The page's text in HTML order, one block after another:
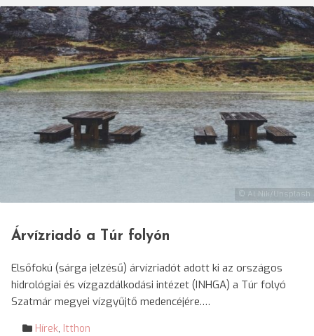
© Al Nik/Unsplash
Árvízriadó a Túr folyón
Elsőfokú (sárga jelzésű) árvízriadót adott ki az országos
hidrológiai és vízgazdálkodási intézet (INHGA) a Túr folyó
Szatmár megyei vízgyűjtő medencéjére.…
Hírek, Itthon